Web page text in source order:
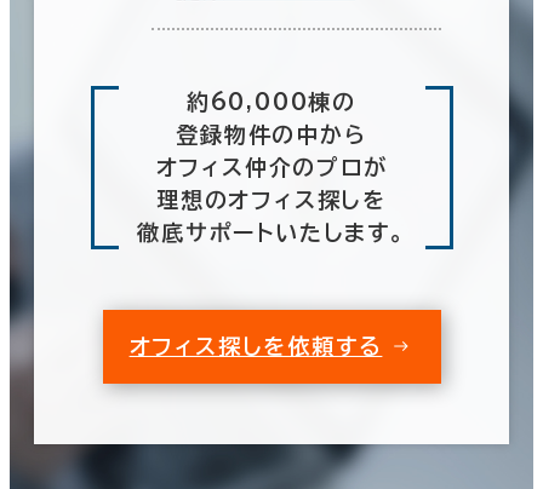
約60,000棟の
登録物件の中から
オフィス仲介のプロが
理想のオフィス探しを
徹底サポートいたします。
オフィス探しを依頼する